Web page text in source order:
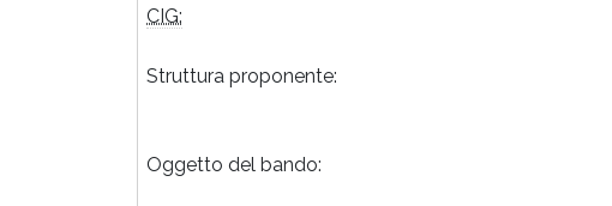
CIG:
Struttura proponente:
Oggetto del bando: